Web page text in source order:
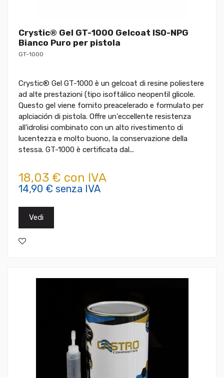
Crystic® Gel GT-1000 Gelcoat ISO-NPG
Bianco Puro per pistola
GT-1000
Crystic® Gel GT-1000 è un gelcoat di resine poliestere
ad alte prestazioni (tipo isoftálico neopentil glicole.
Questo gel viene fornito preacelerado e formulato per
aplciación di pistola. Offre un'eccellente resistenza
all'idrolisi combinato con un alto rivestimento di
lucentezza e molto buono, la conservazione della
stessa. GT-1000 è certificata dal...
18,03 € con IVA
14,90 € senza IVA
Vedi